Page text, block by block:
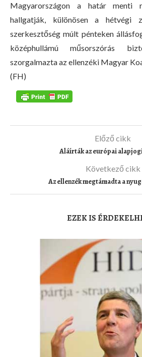
Magyarországon a határ menti
hallgatják, különösen a hétvégi
szerkesztőség múlt pénteken
középhullámú műsorszórás
szorgalmazta az ellenzéki Magyar
(FH)
Előző cikk
Aláírták az európai
Következő cikk
Az ellenzék megtámadta a
EZEK IS